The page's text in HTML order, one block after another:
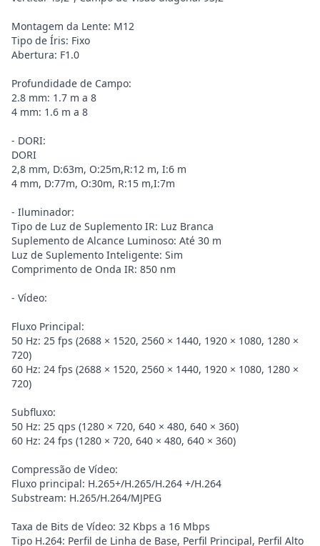
Montagem da Lente: M12
Tipo de Íris: Fixo
Abertura: F1.0
Profundidade de Campo:
2.8 mm: 1.7 m a 8
4 mm: 1.6 m a 8
- DORI:
DORI
2,8 mm, D:63m, O:25m,R:12 m, I:6 m
4 mm, D:77m, O:30m, R:15 m,I:7m
- Iluminador:
Tipo de Luz de Suplemento IR: Luz Branca
Suplemento de Alcance Luminoso: Até 30 m
Luz de Suplemento Inteligente: Sim
Comprimento de Onda IR: 850 nm
- Vídeo:
Fluxo Principal:
50 Hz: 25 fps (2688 × 1520, 2560 × 1440, 1920 × 1080, 1280 ×
720)
60 Hz: 24 fps (2688 × 1520, 2560 × 1440, 1920 × 1080, 1280 ×
720)
Subfluxo:
50 Hz: 25 qps (1280 × 720, 640 × 480, 640 × 360)
60 Hz: 24 fps (1280 × 720, 640 × 480, 640 × 360)
Compressão de Vídeo:
Fluxo principal: H.265+/H.265/H.264 +/H.264
Substream: H.265/H.264/MJPEG
Taxa de Bits de Vídeo: 32 Kbps a 16 Mbps
Tipo H.264: Perfil de Linha de Base, Perfil Principal, Perfil Alto